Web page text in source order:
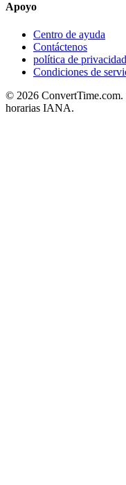
Apoyo
Centro de ayuda
Contáctenos
política de privacidad
Condiciones de
© 2026 ConvertTime.com.
horarias IANA.